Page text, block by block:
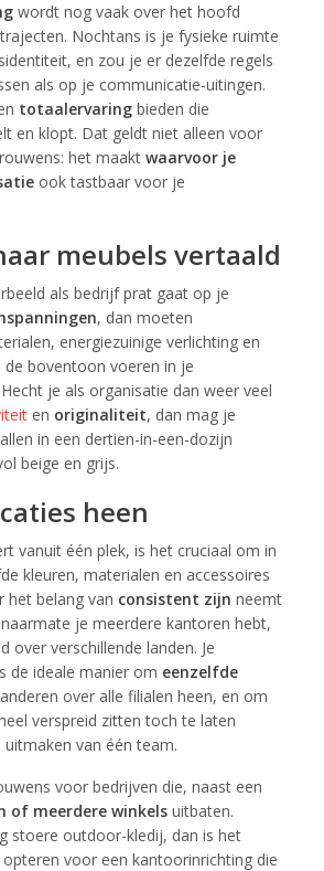
wordt nog vaak over het hoofd
Nochtans is je fysieke ruimte
en zou je er dezelfde regels
als op je communicatie-uitingen.
totaalervaring bieden die
en klopt. Dat geldt niet alleen voor
het maaktwaarvoor je
ook tastbaar voor je
meubels vertaald
als bedrijf prat gaat op je
, dan moeten
energiezuinige verlichting en
de boventoon voeren in je
je als organisatie dan weer veel
en originaliteit, dan mag je
in een dertien-in-een-dozijn
beige en grijs.
heen
vanuit één plek, is het cruciaal om in
kleuren, materialen en accessoires
het belang van consistent zijnneemt
je meerdere kantoren hebt,
over verschillende landen. Je
de ideale manier om eenzelfde
over alle filialen heen, en om
verspreid zitten toch te laten
van één team.
voor bedrijven die, naast een
of meerdere winkels uitbaten.
stoere outdoor-kledij, dan is het
voor een kantoorinrichting die